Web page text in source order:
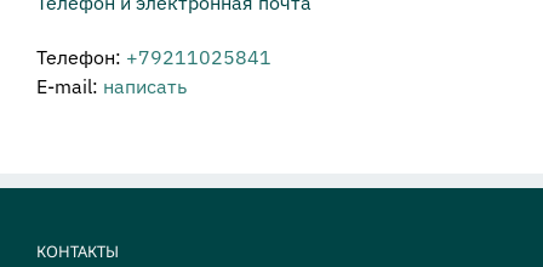
Телефон: +79211025841
E-mail: написать
КОНТАКТЫ